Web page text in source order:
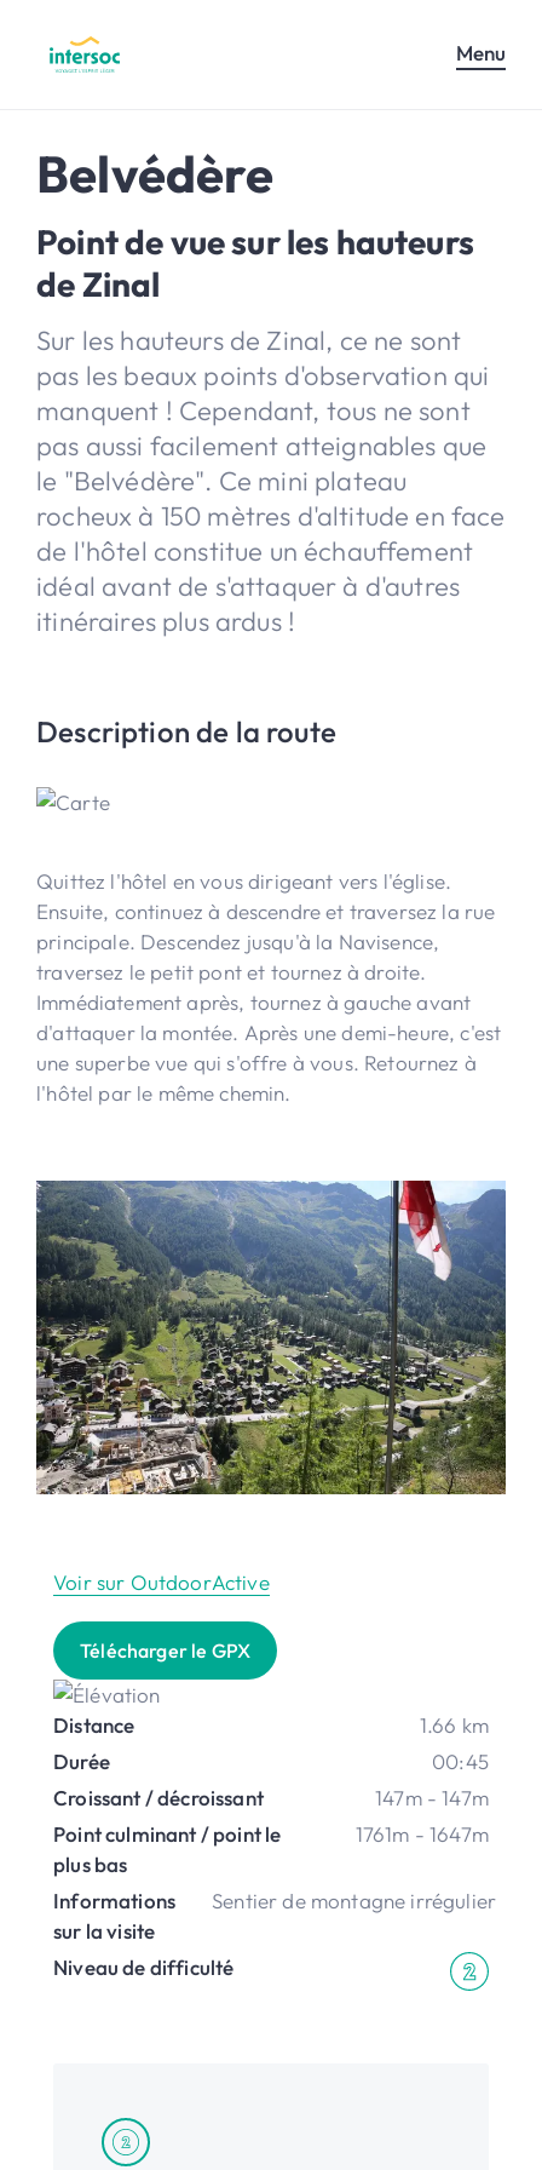
Menu
Belvédère
Point de vue sur les hauteurs
de Zinal
Sur les hauteurs de Zinal, ce ne sont
pas les beaux points d'observation qui
manquent ! Cependant, tous ne sont
pas aussi facilement atteignables que
le "Belvédère". Ce mini plateau
rocheux à 150 mètres d'altitude en face
de l'hôtel constitue un échauffement
idéal avant de s'attaquer à d'autres
itinéraires plus ardus !
Description de la route
Quittez l'hôtel en vous dirigeant vers l'église.
Ensuite, continuez à descendre et traversez la rue
principale. Descendez jusqu'à la Navisence,
traversez le petit pont et tournez à droite.
Immédiatement après, tournez à gauche avant
d'attaquer la montée. Après une demi-heure, c'est
une superbe vue qui s'offre à vous. Retournez à
l'hôtel par le même chemin.
Voir sur OutdoorActive
Télécharger le GPX
Distance
1.66 km
Durée
00:45
Croissant / décroissant
147m - 147m
Point culminant / point le
plus bas
1761m - 1647m
Informations
sur la visite
Sentier de montagne irrégulier
Niveau de difficulté